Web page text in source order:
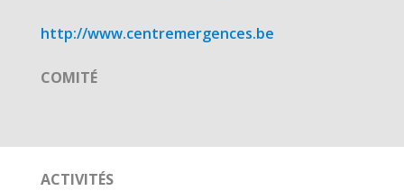
http://www.centremergences.be
COMITÉ
ACTIVITÉS